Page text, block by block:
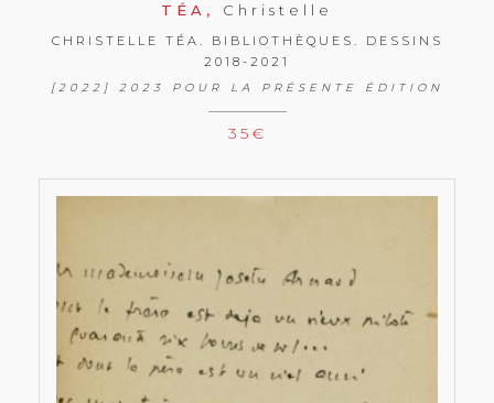
TÉA, Christelle
CHRISTELLE TÉA. BIBLIOTHÈQUES. DESSINS
2018-2021
[2022] 2023 POUR LA PRÉSENTE ÉDITION
35€